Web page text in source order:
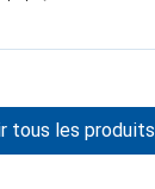
tous les produits